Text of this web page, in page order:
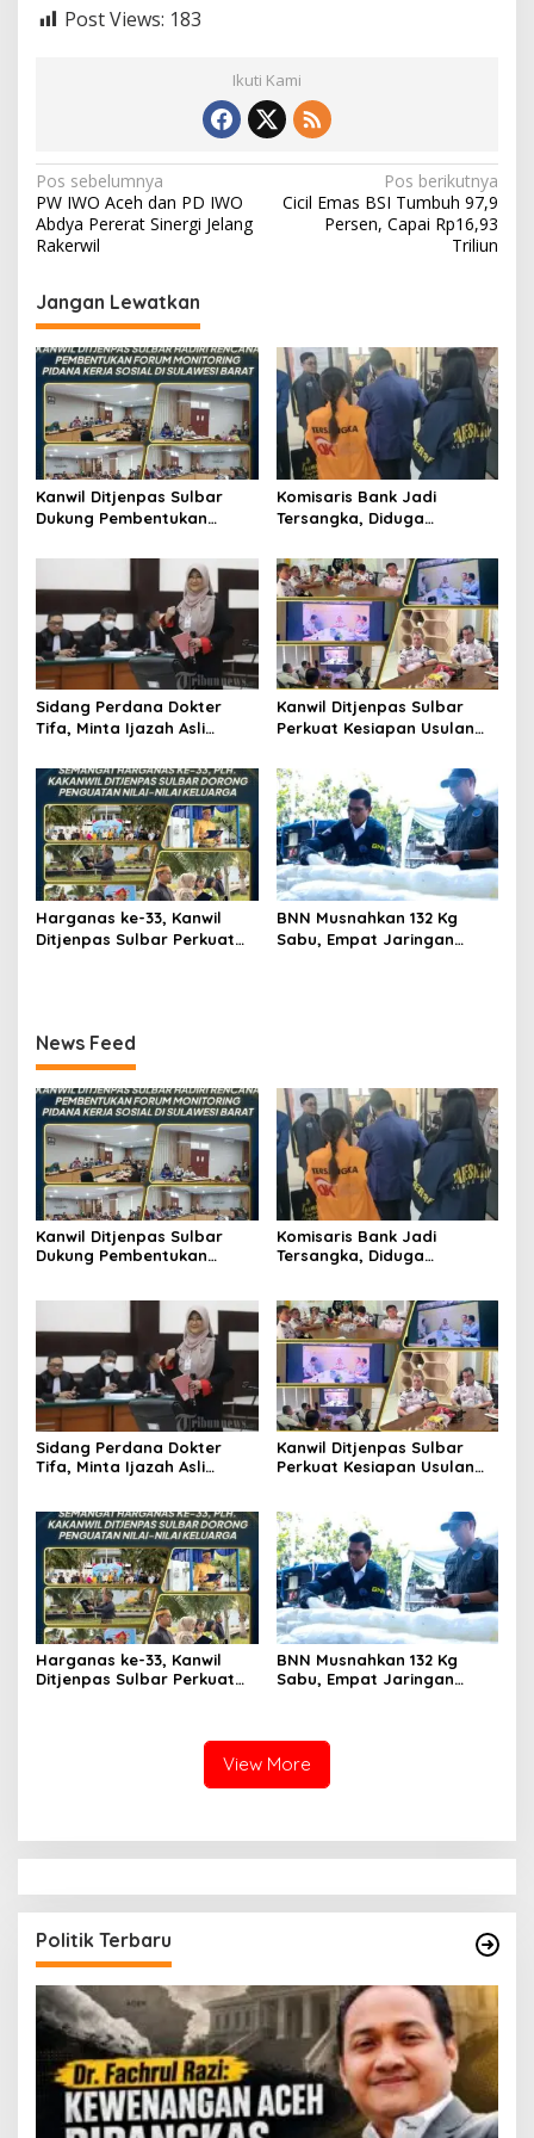
Post Views: 183
Ikuti Kami
N
a
v
i
g
a
s
p
o
s
Pos sebelumnya
PW IWO Aceh dan PD IWO
Abdya Pererat Sinergi Jelang
Rakerwil
Pos berikutnya
Cicil Emas BSI Tumbuh 97,9
Persen, Capai Rp16,93
Triliun
Jangan Lewatkan
Kanwil Ditjenpas Sulbar
Dukung Pembentukan
Kerja Sosial
Komisaris Bank Jadi
Tersangka, Diduga
M
Sidang Perdana Dokter
Tifa, Minta Ijazah Asli
Pengadilan
Kanwil Ditjenpas Sulbar
Perkuat Kesiapan Usulan
Harganas ke-33, Kanwil
Ditjenpas Sulbar Perkuat
BNN Musnahkan 132 Kg
Sabu, Empat Jaringan
News Feed
Kanwil Ditjenpas Sulbar
Dukung Pembentukan
Komisaris Bank Jadi
Tersangka, Diduga
Sidang Perdana Dokter
Tifa, Minta Ijazah Asli
Kanwil Ditjenpas Sulbar
Perkuat Kesiapan Usulan
Harganas ke-33, Kanwil
Ditjenpas Sulbar Perkuat
BNN Musnahkan 132 Kg
Sabu, Empat Jaringan
View More
Politik Terbaru